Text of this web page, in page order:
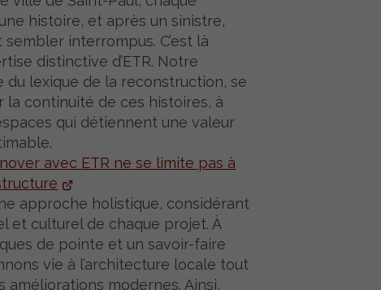
histoire, et après un sinistre,
interrompus. C’est là
distinctive d’ETR. Notre
du lexique de la reconstruction, se
la continuité de ces histoires, à
qui détiennent une valeur
avec ETR ne se limite pas à
approche holistique, considérant
et culturel de chaque projet. À
de pointe et un savoir-faire
vie à l’architecture locale tout
améliorations modernes. Ainsi,